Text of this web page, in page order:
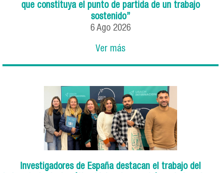
que constituya el punto de partida de un trabajo
sostenido”
6 Ago 2026
Ver más
Investigadores de España destacan el trabajo del